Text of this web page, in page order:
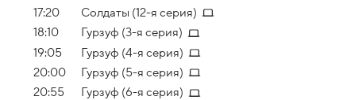
17:20
Солдаты (12-я серия)
18:10
Гурзуф (3-я серия)
19:05
Гурзуф (4-я серия)
20:00
Гурзуф (5-я серия)
20:55
Гурзуф (6-я серия)